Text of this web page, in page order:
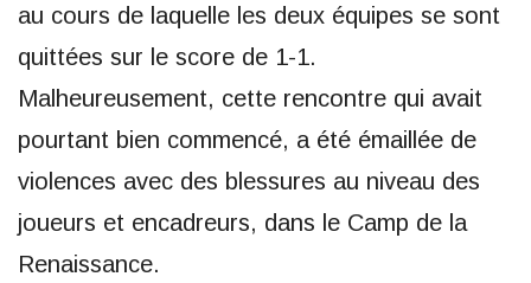
au cours de laquelle les deux équipes se sont
quittées sur le score de 1-1.
Malheureusement, cette rencontre qui avait
pourtant bien commencé, a été émaillée de
violences avec des blessures au niveau des
joueurs et encadreurs, dans le Camp de la
Renaissance.